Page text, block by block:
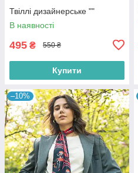
Твіллі дизайнерське ""
В наявності
495 ₴ 550 ₴
Купити
–10%